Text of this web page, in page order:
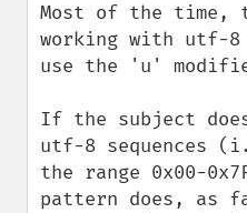
Most of the time,
working with utf-8
use the 'u'
If the subject
utf-8 sequences
the range 0x00-
pattern does, as